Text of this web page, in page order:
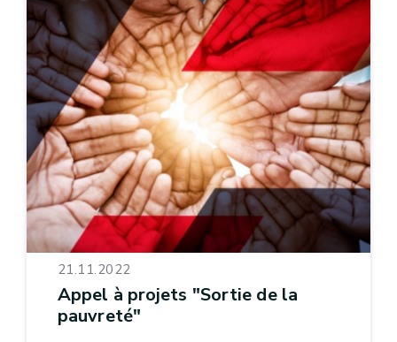
21.11.2022
Appel à projets "Sortie de la
pauvreté"